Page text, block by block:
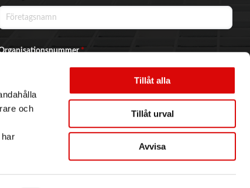
och
Tillåt alla
Tillåt urval
Avvisa
*
Ja, jag vill prenumerera på nyhetsbrevet.